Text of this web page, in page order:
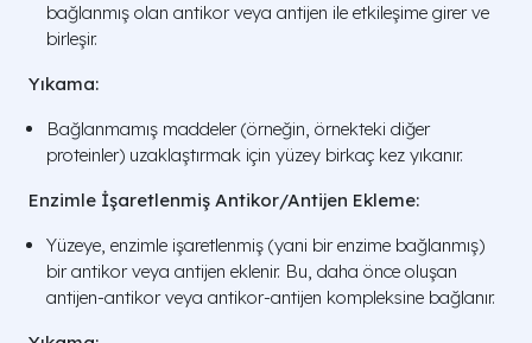
bağlanmış olan antikor veya antijen ile etkileşime girer ve
birleşir.
Yıkama:
Bağlanmamış maddeler (örneğin, örnekteki diğer
proteinler) uzaklaştırmak için yüzey birkaç kez yıkanır.
Enzimle İşaretlenmiş Antikor/Antijen Ekleme:
Yüzeye, enzimle işaretlenmiş (yani bir enzime bağlanmış)
bir antikor veya antijen eklenir. Bu, daha önce oluşan
antijen-antikor veya antikor-antijen kompleksine bağlanır.